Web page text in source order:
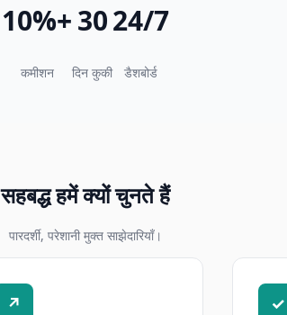
10%+
कमीशन
30
दिन कुकी
24/7
डैशबोर्ड
सहबद्ध हमें क्यों चुनते हैं
पारदर्शी, परेशानी मुक्त साझेदारियाँ।
↗ ✓